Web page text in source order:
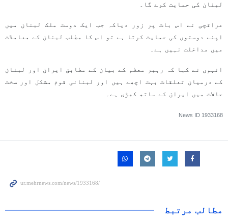
لبنان کی حمایت کرے گا۔
عراقچی نے اس بات پر زور دیاکہ جب ایک دوست ملک لبنان میں
اپنے دوستوں کی حمایت کرتا ہے تو اس کا مطلب لبنان کے معاملات
میں مداخلت نہیں ہے۔
انہوں نے کہا کہ رہبر معظم کے بیان کے مطابق ایران اور لبنان
کے درمیان تعلقات بہت اچھے ہیں اور لبنانی قوم مشکل اور سخت
حالات میں ایران کے ساتھ کھڑی ہے۔
News ID 1933168
مطالب مرتبط